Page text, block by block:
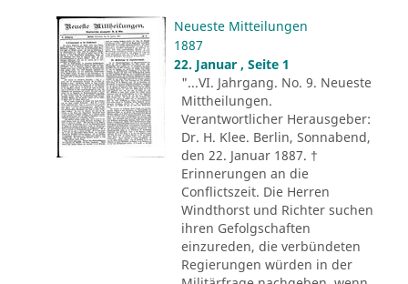
Neueste Mitteilungen
1887
22. Januar , Seite 1
"...VI. Jahrgang. No. 9. Neueste
Mittheilungen.
Verantwortlicher Herausgeber:
Dr. H. Klee. Berlin, Sonnabend,
den 22. Januar 1887. †
Erinnerungen an die
Conflictszeit. Die Herren
Windthorst und Richter suchen
ihren Gefolgschaften
einzureden, die verbündeten
Regierungen würden in der